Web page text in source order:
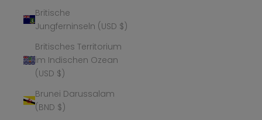
Britische
Jungferninseln (USD $)
Britisches Territorium
im Indischen Ozean
(USD $)
Brunei Darussalam
(BND $)